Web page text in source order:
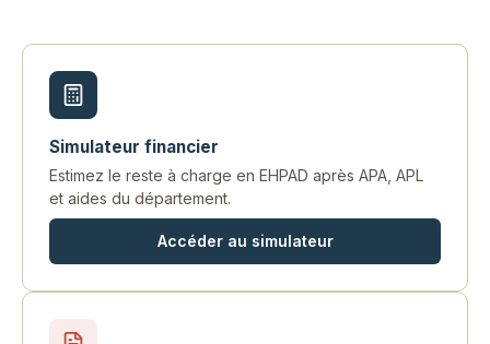
Simulateur financier
Estimez le reste à charge en EHPAD après APA, APL
et aides du département.
Accéder au simulateur